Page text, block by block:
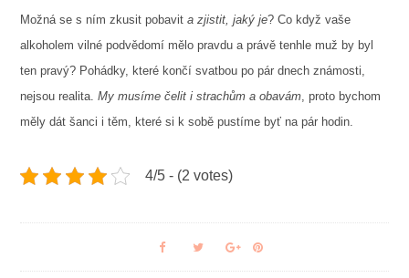
Možná se s ním zkusit pobavit a zjistit, jaký je? Co když vaše
alkoholem vilné podvědomí mělo pravdu a právě tenhle muž by byl
ten pravý? Pohádky, které končí svatbou po pár dnech známosti,
nejsou realita. My musíme čelit i strachům a obavám, proto bychom
měly dát šanci i těm, které si k sobě pustíme byť na pár hodin.
4/5 - (2 votes)